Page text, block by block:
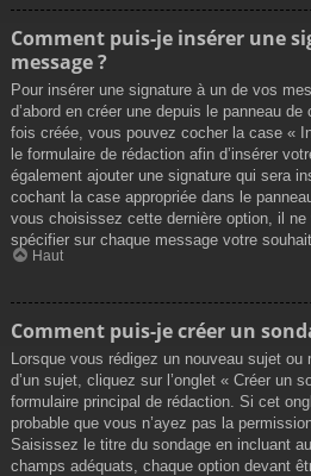
Comment puis-je insérer une
message ?
Pour insérer une signature à un de vos
d’abord en créer une depuis le panneau de
fois créée, vous pouvez cocher la case «
le formulaire de rédaction afin d’insérer
également ajouter une signature qui sera
cochant la case appropriée dans le
vous choisissez cette dernière option, il
spécifier sur chaque message votre
Haut
Comment puis-je créer un
Lorsque vous rédigez un nouveau sujet
d’un sujet, cliquez sur l’onglet « Créer un
formulaire principal de rédaction. Si cet
probable que vous n’ayez pas la
Saisissez le titre du sondage en incluant
champs adéquats, chaque option devant